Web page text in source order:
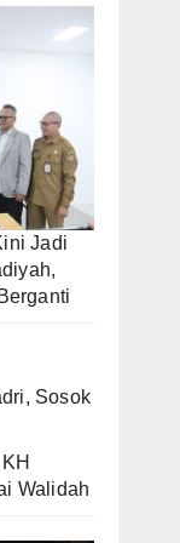
Jadi
Sosok
Walidah